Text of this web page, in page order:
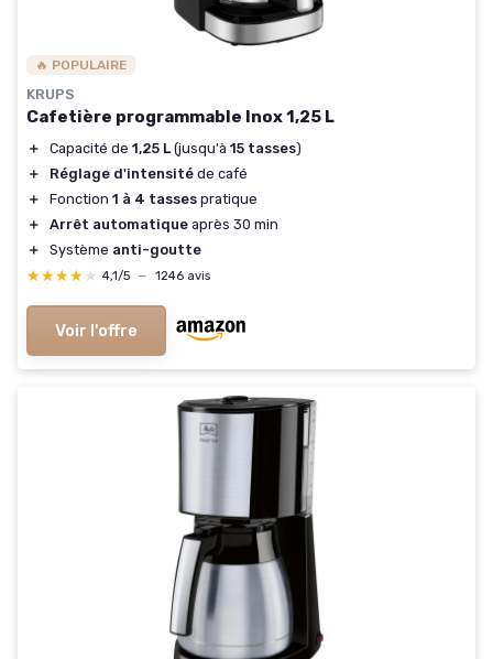
🔥 POPULAIRE
KRUPS
Cafetière programmable Inox 1,25 L
＋ Capacité de 1,25 L (jusqu'à 15 tasses)
＋
Réglage d'intensité de café
＋
Fonction 1 à 4 tasses pratique
＋
Arrêt automatique après 30 min
＋
Système anti-goutte
★★★★★
★★★★★ 4,1/5 — 1246 avis
Voir l'offre